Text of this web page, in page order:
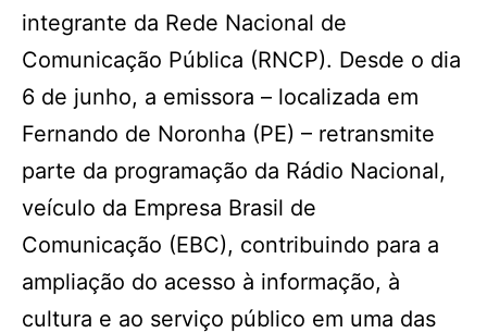
integrante da Rede Nacional de
Comunicação Pública (RNCP). Desde o dia
6 de junho, a emissora – localizada em
Fernando de Noronha (PE) – retransmite
parte da programação da Rádio Nacional,
veículo da Empresa Brasil de
Comunicação (EBC), contribuindo para a
ampliação do acesso à informação, à
cultura e ao serviço público em uma das